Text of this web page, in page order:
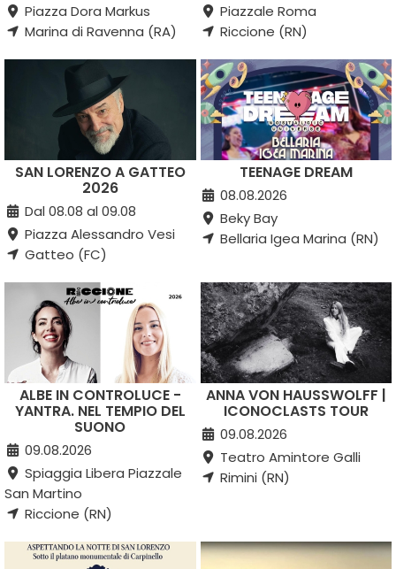
Piazza Dora Markus
Marina di Ravenna (RA)
Piazzale Roma
Riccione (RN)
SAN LORENZO A GATTEO
2026
Dal 08.08 al 09.08
Piazza Alessandro Vesi
Gatteo (FC)
TEENAGE DREAM
08.08.2026
Beky Bay
Bellaria Igea Marina (RN)
ALBE IN CONTROLUCE -
YANTRA. NEL TEMPIO DEL
SUONO
09.08.2026
Spiaggia Libera Piazzale
San Martino
Riccione (RN)
ANNA VON HAUSSWOLFF |
ICONOCLASTS TOUR
09.08.2026
Teatro Amintore Galli
Rimini (RN)